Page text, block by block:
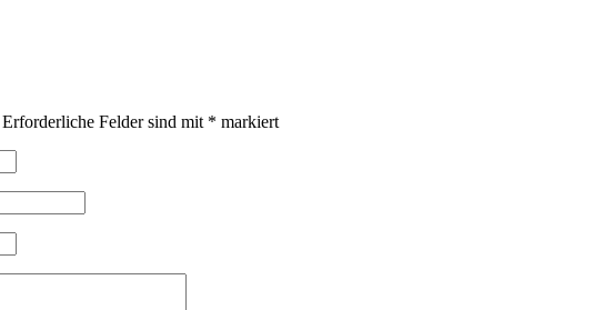
Erforderliche Felder sind mit * markiert